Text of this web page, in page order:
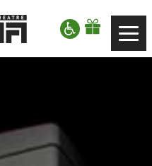
דלג לסרגל הניווט
דלג לתוכן
Toggle
navigation
תיאטרון
גשר,